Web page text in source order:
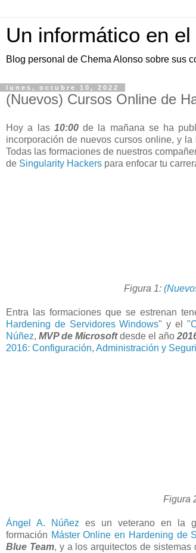
Un informático en
Blog personal de Chema Alonso sobre sus
lunes, octubre 10, 2022
(Nuevos) Cursos Online de
Hoy a las 10:00de la mañana se ha
incorporación de nuevos cursos online, y
Todas las formaciones de nuestros
de Singularity Hackers para enfocar tu
Figura 1:
Entra las formaciones que se estrenan
Hardening de Servidores Windows" y el "
Núñez,MVP de Microsoftdesde el año
2016: Configuración, Administración y
Figura
Ángel A. Núñez es un veterano en la
formación Máster Online en Hardening de
Blue Team, y a los arquitectos de